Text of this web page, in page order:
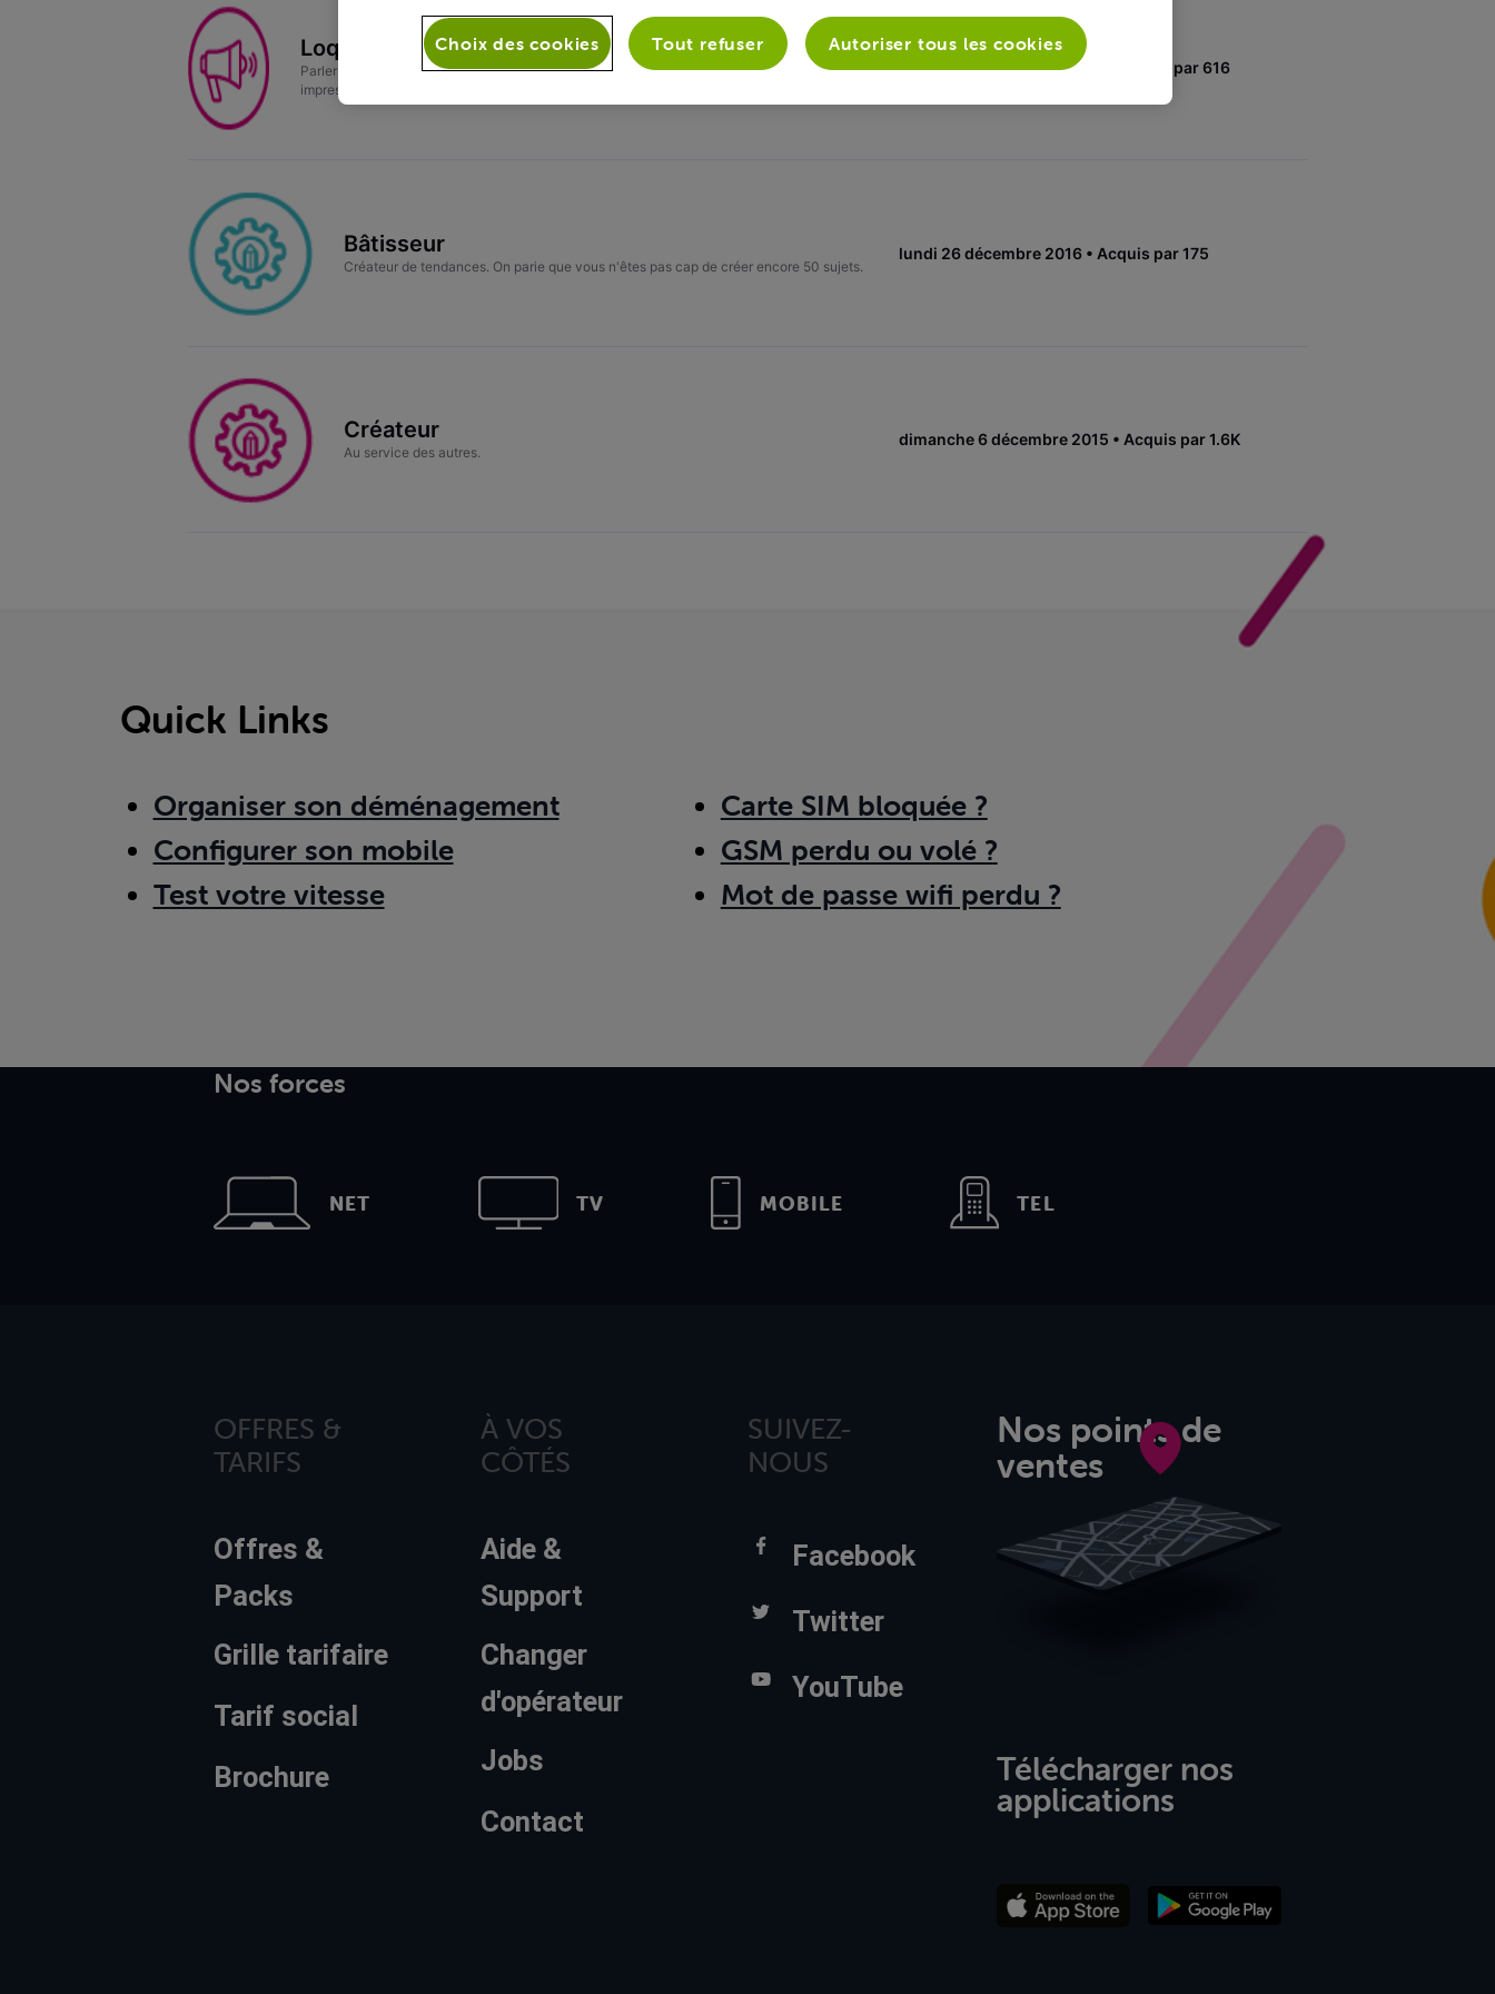
Loquace
Parler peu est précieux comme l'argent : parler à bon escient est précieux comme l'or. Vous
impressionnerez avec 75 commentaires de plus.
mercredi 9 décembre 2015 Acquis par 616
Bâtisseur
Créateur de tendances. On parie que vous n'êtes pas cap de créer encore 50 sujets.
lundi 26 décembre 2016 Acquis par 175
Créateur
Au service des autres.
dimanche 6 décembre 2015 Acquis par 1.6K
Quick Links
Organiser son déménagement
Configurer son mobile
Test votre vitesse
Carte SIM bloquée ?
GSM perdu ou volé ?
Mot de passe wifi perdu ?
Nos forces
NET TV MOBILE TEL
OFFRES &
TARIFS
Offres &
Packs
Grille tarifaire
Tarif social
Brochure
À VOS
CÔTÉS
Aide &
Support
Changer
d'opérateur
Jobs
Contact
SUIVEZ-
NOUS
Facebook
Twitter
YouTube
Nos points de
ventes
Télécharger nos
applications
Tout refuser Autoriser tous les cookies
Choix des cookies